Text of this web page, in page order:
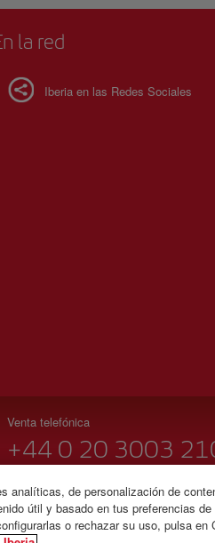
la red
Iberia en las Redes Sociales
Venta telefónica
+44 0 20 3003
Iberia 2026
analíticas, de personalización de
útil y basado en tus preferencias
o rechazar su uso, pulsa